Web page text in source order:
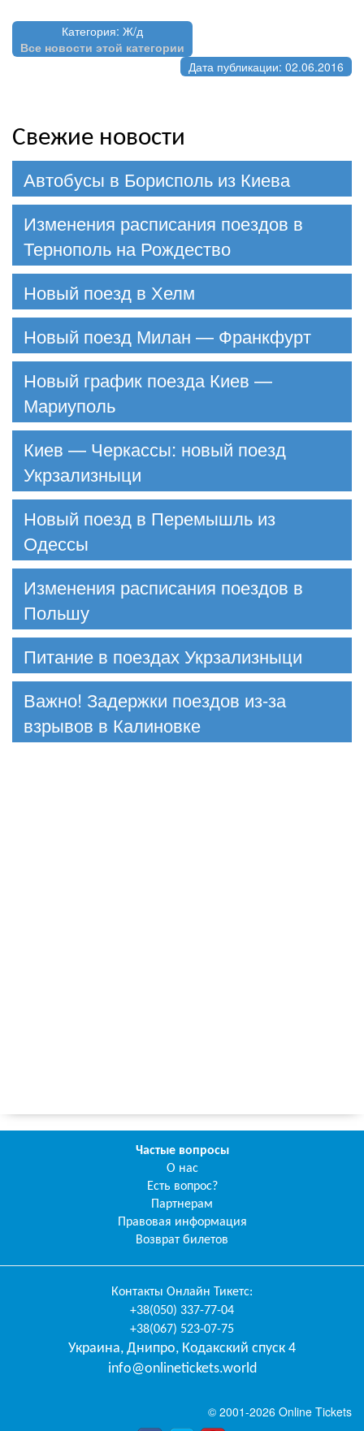
Категория: Ж/д
Все новости этой категории
Дата публикации: 02.06.2016
Свежие новости
Автобусы в Борисполь из Киева
Изменения расписания поездов в
Тернополь на Рождество
Новый поезд в Хелм
Новый поезд Милан — Франкфурт
Новый график поезда Киев —
Мариуполь
Киев — Черкассы: новый поезд
Укрзализныци
Новый поезд в Перемышль из
Одессы
Изменения расписания поездов в
Польшу
Питание в поездах Укрзализныци
Важно! Задержки поездов из-за
взрывов в Калиновке
Частые вопросы
О нас
Есть вопрос?
Партнерам
Правовая информация
Возврат билетов
Контакты Онлайн Тикетс:
+38(050) 337-77-04
+38(067) 523-07-75
Украина, Днипро, Кодакский спуск 4
info@onlinetickets.world
© 2001-2026 Online Tickets